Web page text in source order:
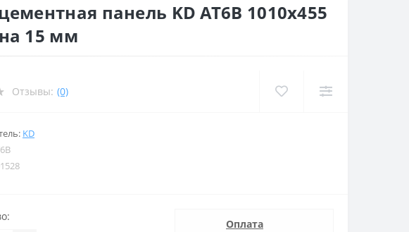
панель KD AT6B 1010х455
15 мм
Отзывы: (0)
KD
Оплата